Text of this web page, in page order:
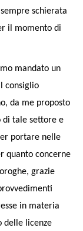
schierata
il momento di
mandato un
consiglio
da me proposto
di tale settore e
portare nelle
quanto concerne
grazie
in materia
delle licenze